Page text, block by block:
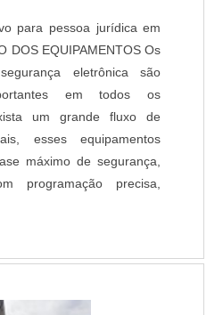
para pessoa jurídica em
DOS EQUIPAMENTOS Os
eletrônica são
em todos os
um grande fluxo de
esses equipamentos
máximo de segurança,
programação precisa,
com as suas